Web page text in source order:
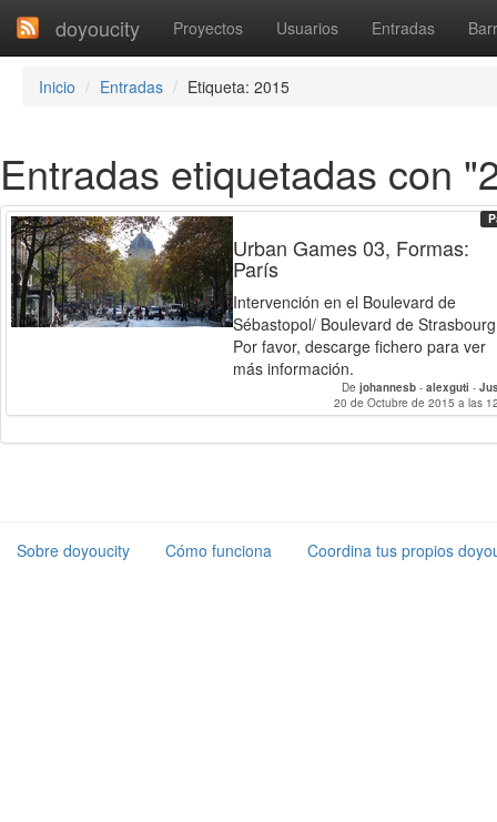
doyoucity Proyectos Usuarios Entradas
Inicio Entradas Etiqueta: 2015
Entradas etiquetadas con
Urban Games 03, Formas:
París
Intervención en el Boulevard de
Sébastopol/ Boulevard de
Por favor, descarge fichero para ver
más información.
De johannesb - alexguti -
20 de Octubre de 2015 a las
Sobre doyoucity Cómo funciona Coordina tus propios